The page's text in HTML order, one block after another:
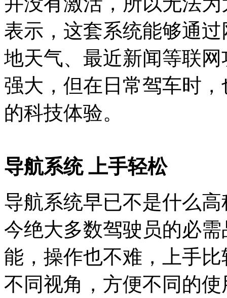
表示，这套系统能够通
地天气、最近新闻等联
强大，但在日常驾车时
的科技体验。
导航系统 上手轻松
导航系统早已不是什么
今绝大多数驾驶员的必
能，操作也不难，上手
不同视角，方便不同的使